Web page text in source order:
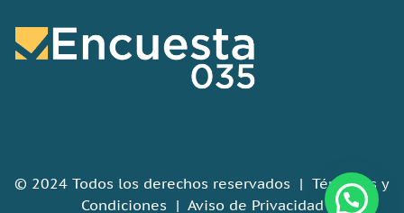
© 2024 Todos los derechos reservados | Términos y
Condiciones | Aviso de Privacidad